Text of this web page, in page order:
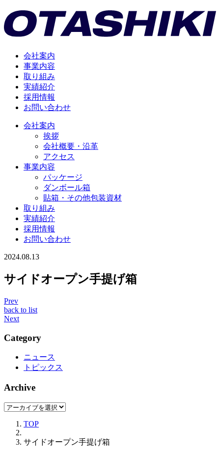
会社案内
事業内容
取り組み
実績紹介
採用情報
お問い合わせ
会社案内
挨拶
会社概要・沿革
アクセス
事業内容
パッケージ
ダンボール箱
貼箱・その他包装資材
取り組み
実績紹介
採用情報
お問い合わせ
2024.08.13
サイドオープン手提げ箱
Prev
back to list
Next
Category
ニュース
トピックス
Archive
TOP
サイドオープン手提げ箱